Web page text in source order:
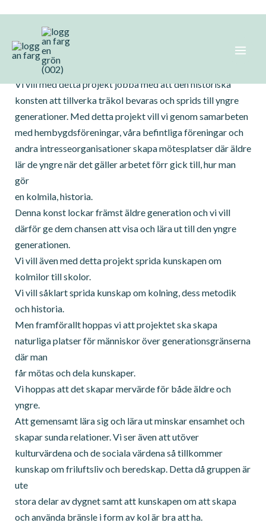
innehåll
Kolmila – Ett rykande intresse
2026 arbetar vi med vårt nya Kolmileprojekt!
Vi vill med detta projekt jobba med att den historiska
konsten att tillverka träkol bevaras och sprids till yngre
generationer. Med detta projekt vill vi genom samarbeten
med hembygdsföreningar, våra befintliga föreningar och
andra intresseorganisationer skapa mötesplatser där äldre
lär de yngre när det gäller arbetet förr gick till, hur man
gör
en kolmila, historia.
Denna konst lockar främst äldre generation och vi vill
därför ge dem chansen att visa och lära ut till den yngre
generationen.
Vi vill även med detta projekt sprida kunskapen om
kolmilor till skolor.
Vi vill såklart sprida kunskap om kolning, dess metodik
och historia.
Men framförallt hoppas vi att projektet ska skapa
naturliga platser för människor över generationsgränserna
där man
får mötas och dela kunskaper.
Vi hoppas att det skapar mervärde för både äldre och
yngre.
Att gemensamt lära sig och lära ut minskar ensamhet och
skapar sunda relationer. Vi ser även att utöver
kulturvärdena och de sociala värdena så tillkommer
kunskap om friluftsliv och beredskap. Detta då gruppen är
ute
stora delar av dygnet samt att kunskapen om att skapa
och använda bränsle i form av kol är bra att ha.